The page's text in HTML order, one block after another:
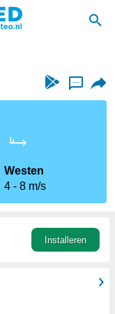
...
Westen
4
8 m/s
Installeren